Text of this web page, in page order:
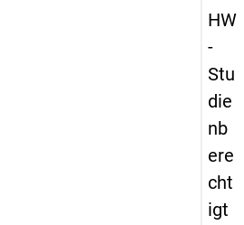
HW
-
Stu
die
nb
ere
cht
igt